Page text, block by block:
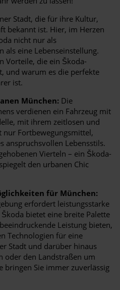
Stadt, die für ihre Kultur,
bekannt ist. Hier, im Herzen
nicht nur als
eine Lebenseinstellung.
Vorteile, die ein Škoda-
und warum es die perfekte
ist.
München: Die
verdienen ein Fahrzeug mit
mit ihrem zeitlosen und
nur Fortbewegungsmittel,
anspruchsvollen Lebensstils.
Vierteln – ein Škoda-
den urbanen Chic
für München:
erfordert leistungsstarke
bietet eine breite Palette
Leistung bieten,
Technologien für eine
Stadt und darüber hinaus
oder den Landstraßen um
bringen Sie immer zuverlässig